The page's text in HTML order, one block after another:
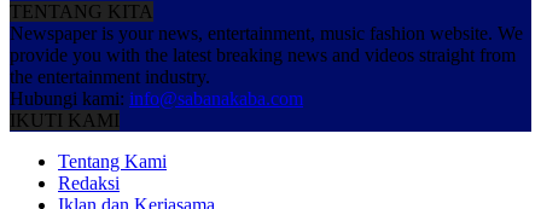
TENTANG KITA
Newspaper is your news, entertainment, music fashion website. We
provide you with the latest breaking news and videos straight from
the entertainment industry.
Hubungi kami: info@sabanakaba.com
IKUTI KAMI
Tentang Kami
Redaksi